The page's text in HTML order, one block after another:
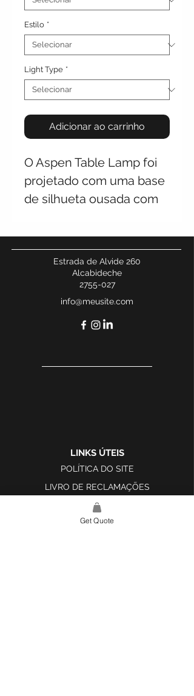
Estilo *
Light Type *
Adicionar ao carrinho
O Aspen Table Lamp foi
projetado com uma base
de silhueta ousada com
preto. Adicione um toque
de padrões naturais ao
seu quarto.
Estrada de Alvide 260
Alcabideche
2755-027
info@meusite.com
LINKS ÚTEIS
POLÍTICA DO SITE
LIVRO DE RECLAMAÇÕES
Get Quote